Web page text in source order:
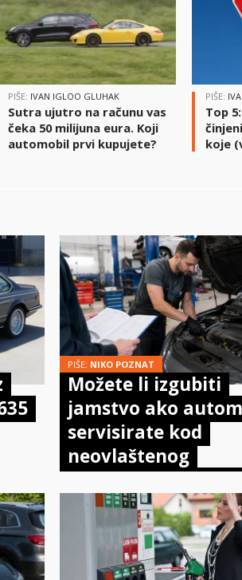
PIŠE: IVAN IGLOO GLUHAK
Sutra ujutro na računu vas
čeka 50 milijuna eura. Koji
automobil prvi kupujete?
PIŠE:
Top
koje
PIŠE: NIKO POZNAT
Možete li izgubiti
jamstvo ako
servisirate kod
neovlaštenog
doista kaže zakon